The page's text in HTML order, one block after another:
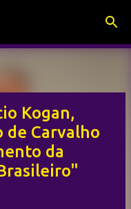
principal
Kogan,
de Carvalho
da